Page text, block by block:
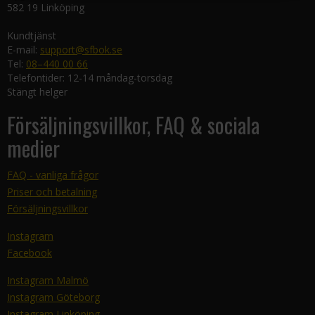
582 19 Linköping
Kundtjänst
E-mail: support@sfbok.se
Tel: 08–440 00 66
Telefontider: 12-14 måndag-torsdag
Stängt helger
Försäljningsvillkor, FAQ & sociala
medier
FAQ - vanliga frågor
Priser och betalning
Försäljningsvillkor
Instagram
Facebook
Instagram Malmö
Instagram Göteborg